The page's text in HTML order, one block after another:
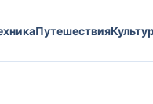
Путешествия